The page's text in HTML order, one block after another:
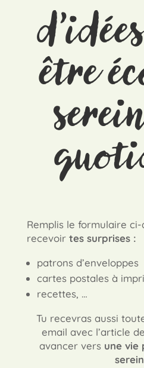
être
Remplis le formulaire
recevoir tes surprises :
patrons d’enveloppes
cartes postales à
recettes, …
Tu recevras aussi
email avec l’article
avancer vers une vie